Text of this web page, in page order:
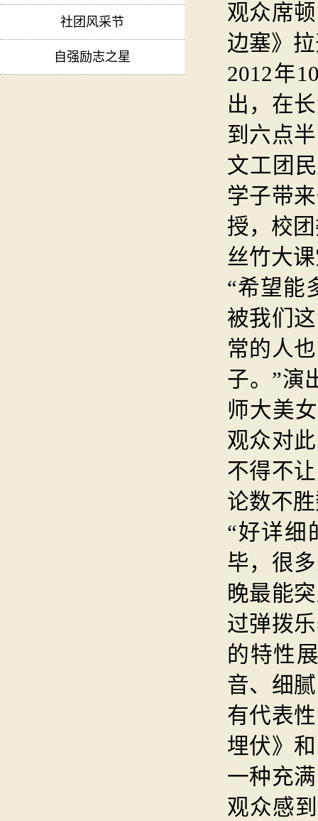
社团风采节
自强励志之星
观众席
边塞》
2012年
出，在
到六点
文工团
学子带
授，校
丝竹大
“希望能
被我们
常的人
子。”演
师大美
观众对
不得不
论数不
“好详细
毕，很
晚最能
过弹拨
的特性
音、细
有代表
埋伏》
一种充
观众感